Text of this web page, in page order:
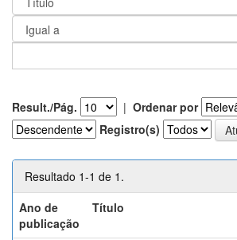
Result./Pág. | Ordenar por
Registro(s)
Resultado 1-1 de 1.
Ano de
publicação
Título